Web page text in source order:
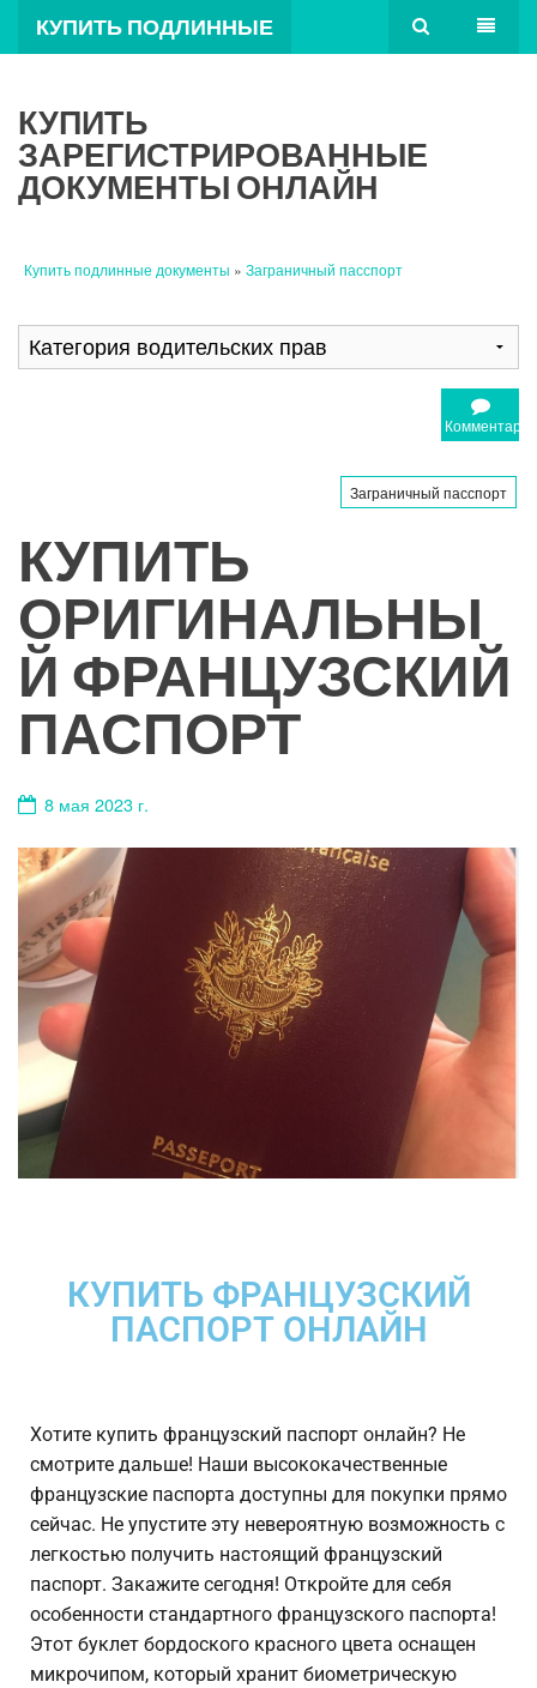
КУПИТЬ ПОДЛИННЫЕ
КУПИТЬ
ЗАРЕГИСТРИРОВАННЫЕ
ДОКУМЕНТЫ ОНЛАЙН
Купить подлинные документы » Заграничный пасспорт
Комментарий
Заграничный пасспорт
КУПИТЬ
ОРИГИНАЛЬНЫ
Й ФРАНЦУЗСКИЙ
ПАСПОРТ
8 мая 2023 г.
КУПИТЬ ФРАНЦУЗСКИЙ
ПАСПОРТ ОНЛАЙН
Хотите купить французский паспорт онлайн? Не
смотрите дальше! Наши высококачественные
французские паспорта доступны для покупки прямо
сейчас. Не упустите эту невероятную возможность с
легкостью получить настоящий французский
паспорт. Закажите сегодня! Откройте для себя
особенности стандартного французского паспорта!
Этот буклет бордоского красного цвета оснащен
микрочипом, который хранит биометрическую